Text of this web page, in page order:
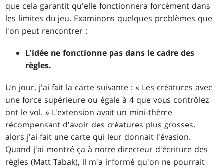
que cela garantit qu'elle fonctionnera forcément dans
les limites du jeu. Examinons quelques problèmes que
l'on peut rencontrer :
L'idée ne fonctionne pas dans le cadre des
règles.
Un jour, j'ai fait la carte suivante : « Les créatures avec
une force supérieure ou égale à 4 que vous contrôlez
ont le vol. » L'extension avait un mini-thème
récompensant d'avoir des créatures plus grosses,
alors j'ai fait une carte qui leur donnait l'évasion.
Quand j'ai montré ça à notre directeur d'écriture des
règles (Matt Tabak), il m'a informé qu'on ne pourrait